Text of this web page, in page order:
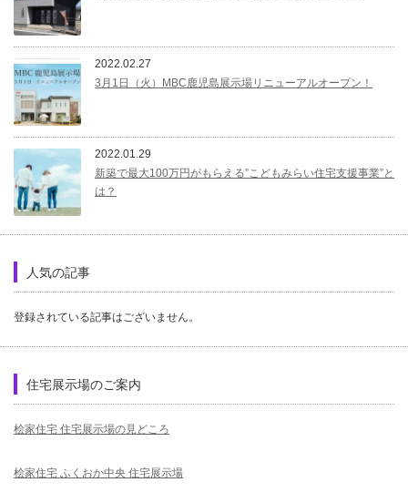
2022.02.27
3月1日（火）MBC鹿児島展示場リニューアルオープン！
2022.01.29
新築で最大100万円がもらえる”こどもみらい住宅支援事業”と
は？
人気の記事
登録されている記事はございません。
住宅展示場のご案内
桧家住宅 住宅展示場の見どころ
桧家住宅 ふくおか中央 住宅展示場